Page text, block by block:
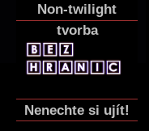
Non-twilight
tvorba
Nenechte si ujít!